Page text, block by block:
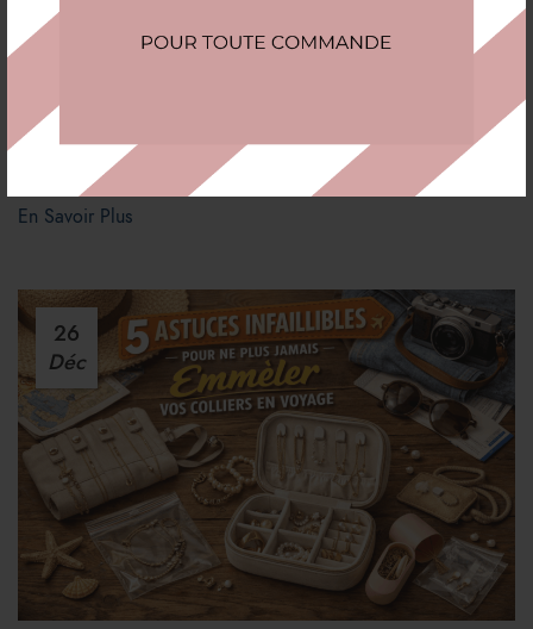
Montres automatiques : Pourquoi et comment
utiliser un remontoir ?
de micro-mécanique qui tire son énergie du mouvement de
votre poignet. Mais que se passe-t-il lorsque vous ne la portez
pas pendant
En Savoir Plus
26
Déc